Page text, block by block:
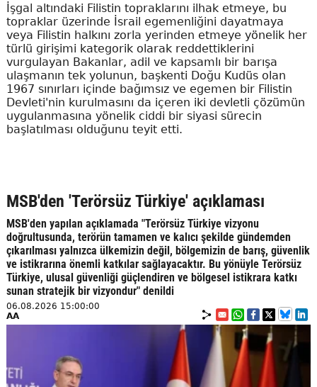
İşgal altındaki Filistin topraklarını ilhak etmeye, bu
topraklar üzerinde İsrail egemenliğini dayatmaya
veya Filistin halkını zorla yerinden etmeye yönelik her
türlü girişimi kategorik olarak reddettiklerini
vurgulayan Bakanlar, adil ve kapsamlı bir barışa
ulaşmanın tek yolunun, başkenti Doğu Kudüs olan
1967 sınırları içinde bağımsız ve egemen bir Filistin
Devleti'nin kurulmasını da içeren iki devletli çözümün
uygulanmasına yönelik ciddi bir siyasi sürecin
başlatılması olduğunu teyit etti.
MSB'den 'Terörsüz Türkiye' açıklaması
MSB'den yapılan açıklamada "Terörsüz Türkiye vizyonu
doğrultusunda, terörün tamamen ve kalıcı şekilde gündemden
çıkarılması yalnızca ülkemizin değil, bölgemizin de barış, güvenlik
ve istikrarına önemli katkılar sağlayacaktır. Bu yönüyle Terörsüz
Türkiye, ulusal güvenliği güçlendiren ve bölgesel istikrara katkı
sunan stratejik bir vizyondur" denildi
06.08.2026 15:00:00
AA